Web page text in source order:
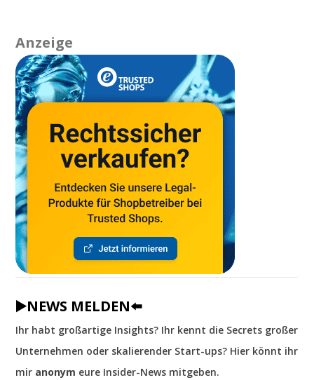
Anzeige
▶️NEWS MELDEN⬅️
Ihr habt großartige Insights? Ihr kennt die Secrets großer
Unternehmen oder skalierender Start-ups? Hier könnt ihr
mir anonym eure Insider-News mitgeben.